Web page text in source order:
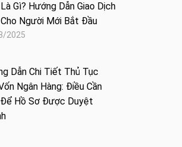
Gì? Hướng Dẫn Giao Dịch
Người Mới Bắt Đầu
2025
Dẫn Chi Tiết Thủ Tục
Ngân Hàng: Điều Cần
Hồ Sơ Được Duyệt